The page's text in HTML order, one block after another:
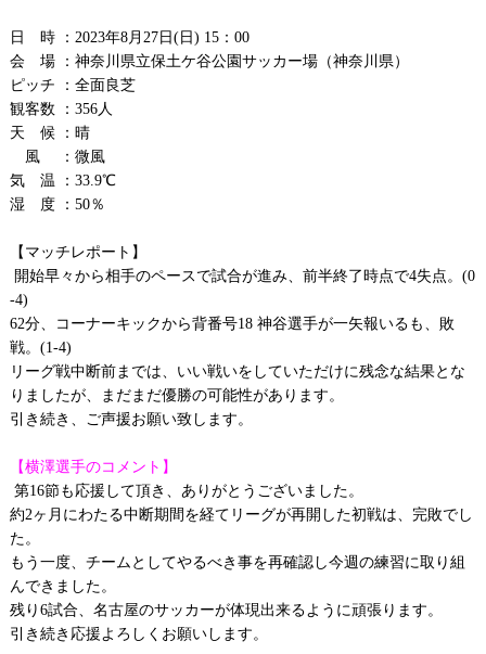
日 時 ：2023年8月27日(日) 15：00
会 場 ：神奈川県立保土ケ谷公園サッカー場（神奈川県）
ピッチ ：全面良芝
観客数 ：356人
天 候 ：晴
風 ：微風
気 温 ：33.9℃
湿 度 ：50％
【マッチレポート】
開始早々から相手のペースで試合が進み、前半終了時点で4失点。(0
-4)
62分、コーナーキックから背番号18 神谷選手が一矢報いるも、敗
戦。(1-4)
リーグ戦中断前までは、いい戦いをしていただけに残念な結果とな
りましたが、まだまだ優勝の可能性があります。
引き続き、ご声援お願い致します。
【横澤選手のコメント】
第16節も応援して頂き、ありがとうございました。
約2ヶ月にわたる中断期間を経てリーグが再開した初戦は、完敗でし
た。
もう一度、チームとしてやるべき事を再確認し今週の練習に取り組
んできました。
残り6試合、名古屋のサッカーが体現出来るように頑張ります。
引き続き応援よろしくお願いします。